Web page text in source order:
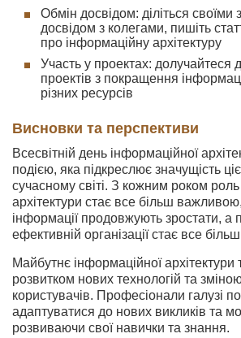
Обмін досвідом: діліться своїми
досвідом з колегами, пишіть
про інформаційну архітектуру
Участь у проектах: долучайтеся
проектів з покращення
різних ресурсів
Висновки та перспективи
Всесвітній день інформаційної
подією, яка підкреслює значущість
сучасному світі. З кожним роком
архітектури стає все більш
інформації продовжують зростати, а
ефективній організації стає все
Майбутнє інформаційної архітектури
розвитком нових технологій та
користувачів. Професіонали галузі
адаптуватися до нових викликів та
розвиваючи свої навички та знання.